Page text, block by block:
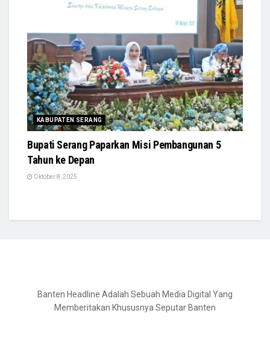
KABUPATEN SERANG
Bupati Serang Paparkan Misi Pembangunan 5
Tahun ke Depan
Oktober 8, 2025
Banten Headline Adalah Sebuah Media Digital Yang
Memberitakan Khususnya Seputar Banten